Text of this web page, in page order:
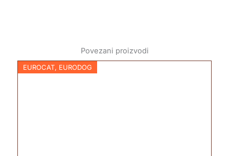
Povezani proizvodi
EUROCAT, EURODOG